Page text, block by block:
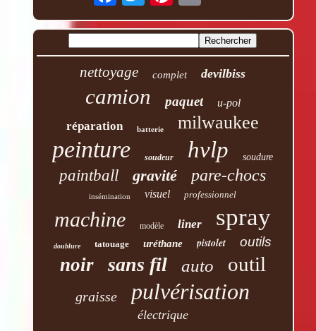
nettoyage complet devilbiss
camion paquet u-pol
réparation batterie milwaukee
peinture soudeur hvlp soudure
paintball gravité pare-chocs
insémination visuel professionnel
machine modèle liner spray
doublure tatouage uréthane pistolet outils
noir sans fil auto outil
graisse pulvérisation
électrique